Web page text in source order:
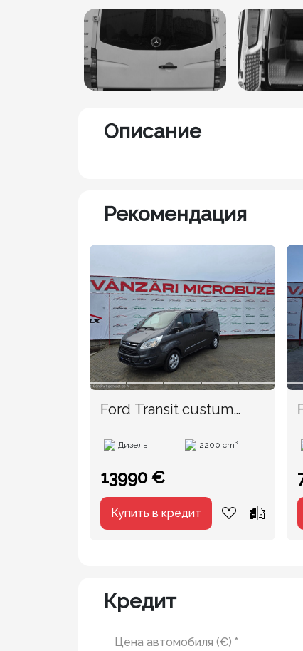
Описание
Рекомендация
Ford Transit custum
Дизель 2200 cm³
13990 €
Купить в кредит
Кредит
Цена автомобиля (€) *